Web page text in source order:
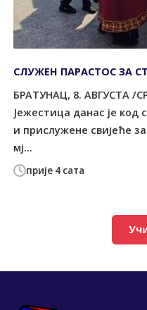
прије 4 сата
СЛУЖЕН ПАРАСТОС ЗА
БРАТУНАЦ, 8. АВГУСТА /
Јежестица данас је код
и прислужене свијеће
мј...